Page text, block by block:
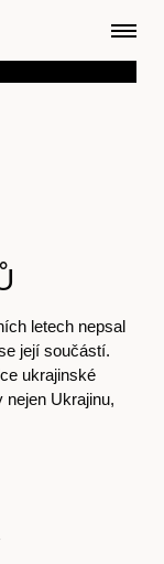
letech nepsal
její součástí.
ukrajinské
nejen Ukrajinu,